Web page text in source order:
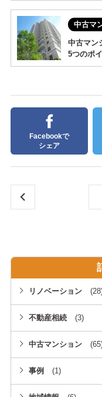
中古マ
中古マン
5つのポ
Facebookで
シェア
ギ！
打ち
合わ
せで
伝え
リノベーション
不動産相続 (3)
中古マンション
事例 (1)